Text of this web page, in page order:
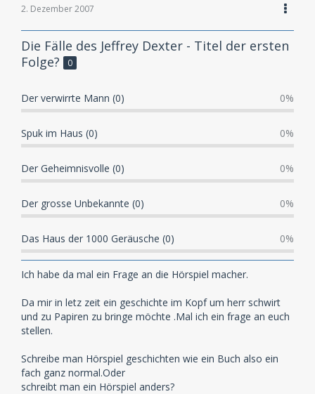
2. Dezember 2007
Die Fälle des Jeffrey Dexter - Titel der ersten
Folge?
0
Der verwirrte Mann (0) 0%
Spuk im Haus (0) 0%
Der Geheimnisvolle (0) 0%
Der grosse Unbekannte (0) 0%
Das Haus der 1000 Geräusche (0) 0%
Ich habe da mal ein Frage an die Hörspiel macher.
Da mir in letz zeit ein geschichte im Kopf um herr schwirt
und zu Papiren zu bringe möchte .Mal ich ein frage an euch
stellen.
Schreibe man Hörspiel geschichten wie ein Buch also ein
fach ganz normal.Oder
schreibt man ein Hörspiel anders?